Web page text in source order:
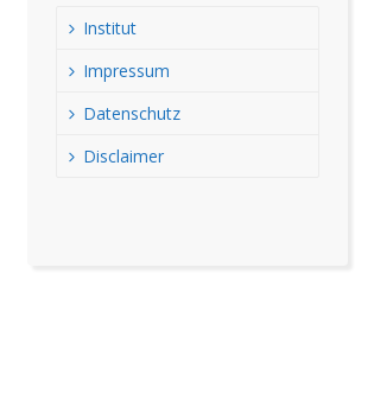
Institut
Impressum
Datenschutz
Disclaimer